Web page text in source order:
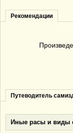
Рекомендации
Путеводитель
Иные расы и виды